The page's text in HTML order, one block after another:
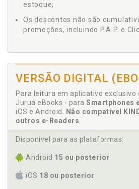
estoque;
Os descontos não são
promoções, incluindo P.A.P. e
VERSÃO DIGITAL
Para leitura em aplicativo exclusivo
Juruá eBooks - para Smartphones
iOS e Android.
Não compatível
outros e-Readers
Disponível para as plataformas:
Android 15 ou posterior
iOS 18 ou posterior